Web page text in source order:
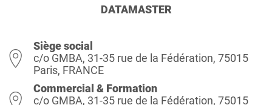
DATAMASTER
Siège social
c/o GMBA, 31-35 rue de la Fédération, 75015
Paris, FRANCE
Commercial & Formation
c/o GMBA, 31-35 rue de la Fédération, 75015